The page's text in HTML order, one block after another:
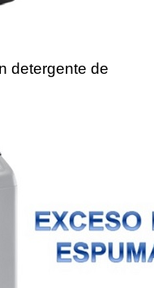
detergente de